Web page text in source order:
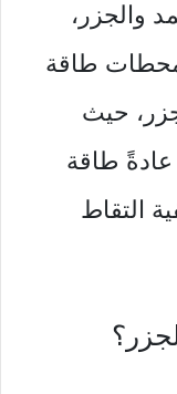
والجزر،
محطات طاقة
حيث
عادةً طاقة
التقاط